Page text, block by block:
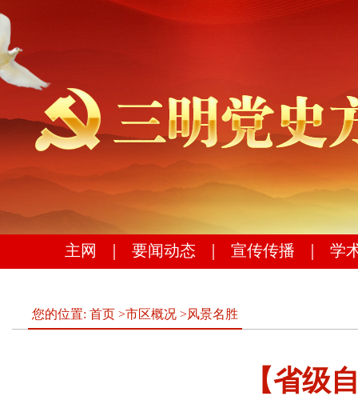
主网 要闻动态 宣传传播 学
您的位置: 首页 >市区概况 >风景名胜
【省级